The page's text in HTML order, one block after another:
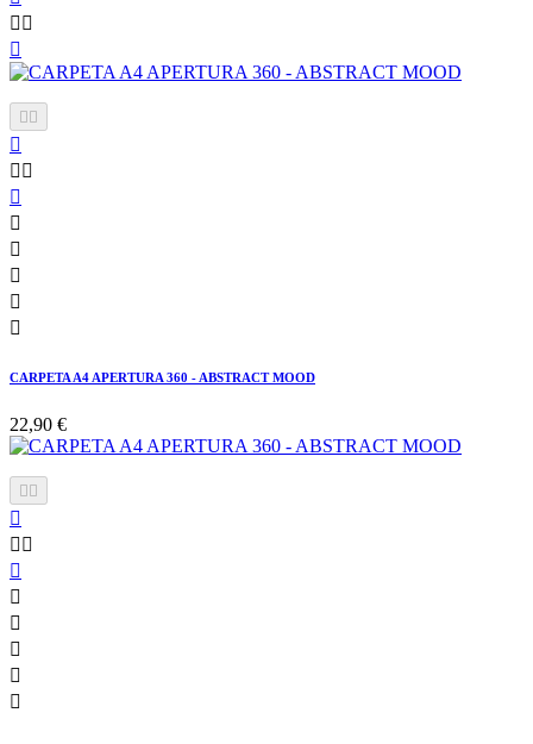
 

 

 






CARPETA A4 APERTURA 360 - ABSTRACT MOOD
22,90 €


 





